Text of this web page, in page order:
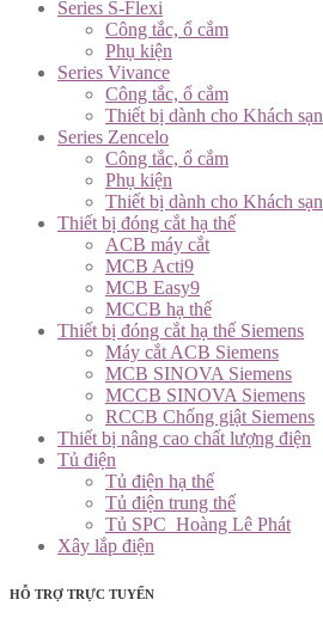
Series S-Flexi
Công tắc, ổ cắm
Phụ kiện
Series Vivance
Công tắc, ổ cắm
Thiết bị dành cho Khách sạn
Series Zencelo
Công tắc, ổ cắm
Phụ kiện
Thiết bị dành cho Khách sạn
Thiết bị đóng cắt hạ thế
ACB máy cắt
MCB Acti9
MCB Easy9
MCCB hạ thế
Thiết bị đóng cắt hạ thế Siemens
Máy cắt ACB Siemens
MCB SINOVA Siemens
MCCB SINOVA Siemens
RCCB Chống giật Siemens
Thiết bị nâng cao chất lượng điện
Tủ điện
Tủ điện hạ thế
Tủ điện trung thế
Tủ SPC_Hoàng Lê Phát
Xây lắp điện
HỖ TRỢ TRỰC TUYẾN